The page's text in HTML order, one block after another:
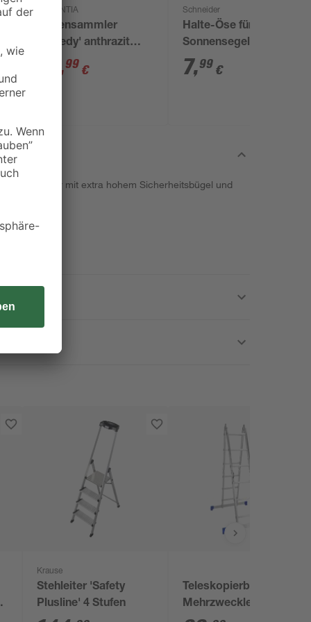
GARANTIA
Regensammler
'Speedy' anthrazit
inkl. Zubehör
,99 €
Schneider
Halte-Öse für
Sonnensegel 65 x 40 x
28 mm
7,99 €
Stehleiter mit extra hohem Sicherheitsbügel und
Krause
Stehleiter 'Safety
Plusline' 4 Stufen
Teleskopierbarer
Mehrzweckleiter 4 x 3